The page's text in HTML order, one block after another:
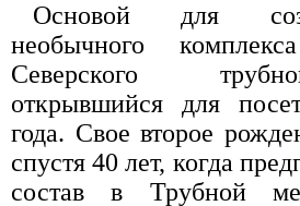
Основой для
необычного
Северского
открывшийся для
года. Свое второе
спустя 40 лет, когда
состав в Трубной